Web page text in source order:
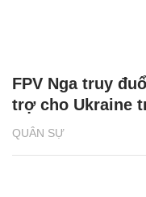
QUÂN SỰ
FPV Nga truy
trợ cho Ukraine